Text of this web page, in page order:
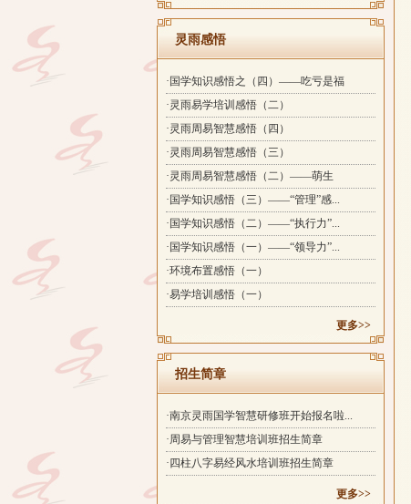
灵雨感悟
·国学知识感悟之（四）——吃亏是福
·灵雨易学培训感悟（二）
·灵雨周易智慧感悟（四）
·灵雨周易智慧感悟（三）
·灵雨周易智慧感悟（二）——萌生
·国学知识感悟（三）——“管理”感...
·国学知识感悟（二）——“执行力”...
·国学知识感悟（一）——“领导力”...
·环境布置感悟（一）
·易学培训感悟（一）
更多>>
招生简章
·南京灵雨国学智慧研修班开始报名啦...
·周易与管理智慧培训班招生简章
·四柱八字易经风水培训班招生简章
更多>>